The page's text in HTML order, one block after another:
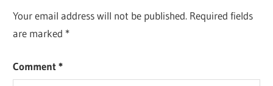
Your email address will not be published. Required fields
are marked *
Comment*